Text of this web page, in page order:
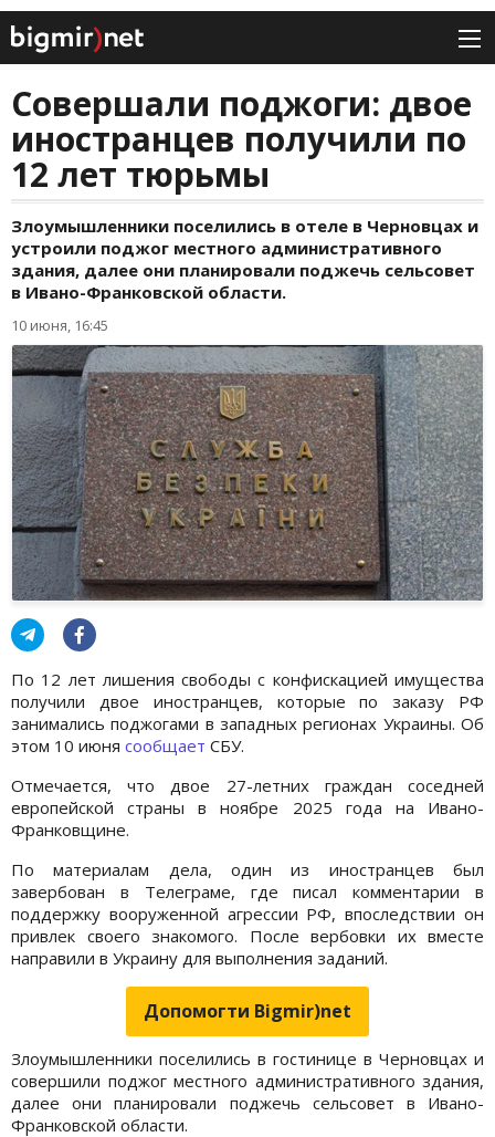
Совершали поджоги: двое
иностранцев получили по
12 лет тюрьмы
Злоумышленники поселились в отеле в Черновцах и
устроили поджог местного административного
здания, далее они планировали поджечь сельсовет
в Ивано-Франковской области.
10 июня, 16:45
По 12 лет лишения свободы с конфискацией имущества
получили двое иностранцев, которые по заказу РФ
занимались поджогами в западных регионах Украины. Об
этом 10 июня сообщает СБУ.
Отмечается, что двое 27-летних граждан соседней
европейской страны в ноябре 2025 года на Ивано-
Франковщине.
По материалам дела, один из иностранцев был
завербован в Телеграме, где писал комментарии в
поддержку вооруженной агрессии РФ, впоследствии он
привлек своего знакомого. После вербовки их вместе
направили в Украину для выполнения заданий.
Допомогти Bigmir)net
Злоумышленники поселились в гостинице в Черновцах и
совершили поджог местного административного здания,
далее они планировали поджечь сельсовет в Ивано-
Франковской области.